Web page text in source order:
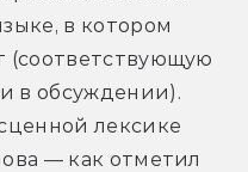
в котором
(соответствующую
в обсуждении).
лексике
— как отметил